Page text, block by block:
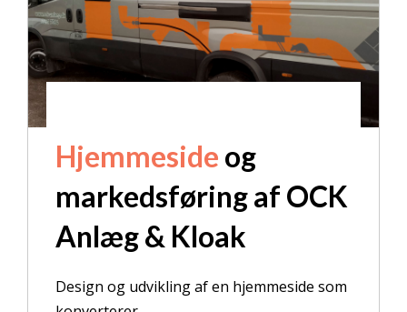
Hjemmeside og
markedsføring af OCK
Anlæg & Kloak
Design og udvikling af en hjemmeside som